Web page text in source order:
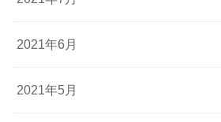
2021年6月
2021年5月